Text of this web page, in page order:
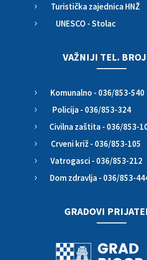
5 Turistička zajednica HNŽ
5 UNESCO - Stolac
VAŽNIJI TEL.
5 Komunalno - 036/853-540
5 Policija - 036/853-324
5 Civilna zaštita - 036/853-
5 Crveni križ - 036/853-105
5 Vatrogasci - 036/853-212
5 Dom zdravlja - 036/853-
GRADOVI